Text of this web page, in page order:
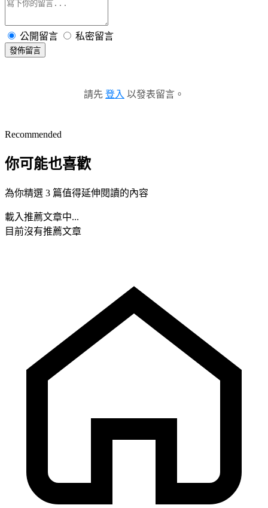
公開留言 私密留言
發佈留言
請先 登入 以發表留言。
Recommended
你可能也喜歡
為你精選 3 篇值得延伸閱讀的內容
載入推薦文章中...
目前沒有推薦文章